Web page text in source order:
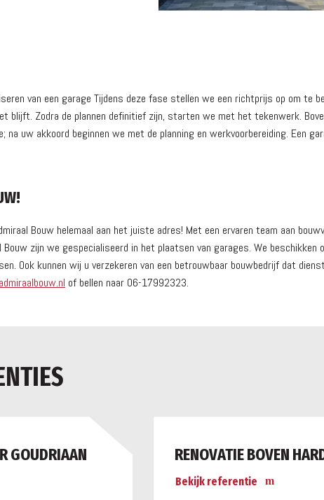
van een garage Tijdens deze fase stellen we een richtprijs op om te
blijft. Zodra de plannen definitief zijn, starten we met het tekenwerk.
uw akkoord beginnen we met de planning en werkvoorbereiding. Een
Bouw helemaal aan het juiste adres! Met een ervaren team aan
zijn we gespecialiseerd in het plaatsen van garages. We beschikken
Ook kunnen wij u verzekeren van een betrouwbaar bouwbedrijf dat
of bellen naar 06-17992323.
GOUDRIAAN RENOVATIE BOVEN
Bekijk referentie